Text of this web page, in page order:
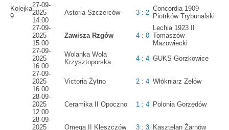
Kolejka
9
27-09-
2025
14:00
Astoria Szczerców 3 : 2
Concordia 1909
Piotrków Trybunalski
27-09-
2025
15:00
Zawisza Rzgów 4 : 0
Lechia 1923 II
Tomaszów
Mazowiecki
27-09-
2025
16:00
Wolanka Wola
Krzysztoporska
4 : 4 GUKS Gorzkowice
27-09-
2025
16:00
Victoria Żytno 2 : 4 Włókniarz Zelów
28-09-
2025
12:00
Ceramika II Opoczno 1 : 4 Polonia Gorzędów
28-09-
2025
Omega II Kleszczów 3 : 3 Kasztelan Żarnów